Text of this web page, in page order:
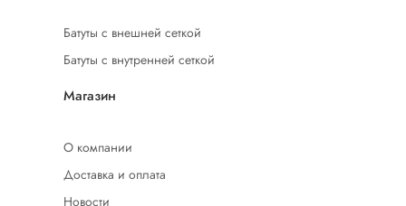
Батуты с внешней сеткой
Батуты с внутренней сеткой
Магазин
О компании
Доставка и оплата
Новости